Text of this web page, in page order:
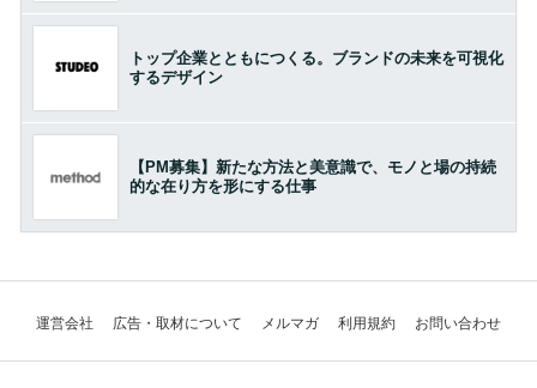
トップ企業とともにつくる。ブランドの未来を可視化
するデザイン
【PM募集】新たな方法と美意識で、モノと場の持続
的な在り方を形にする仕事
運営会社 広告・取材について メルマガ 利用規約 お問い合わせ